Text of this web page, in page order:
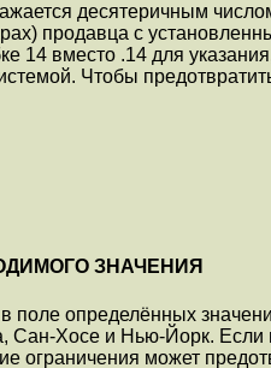
десятеричным
продавца с
вместо .14 для
Чтобы
ЗНАЧЕНИЯ
определённых
Хосе и Нью-Йорк.
ограничения может